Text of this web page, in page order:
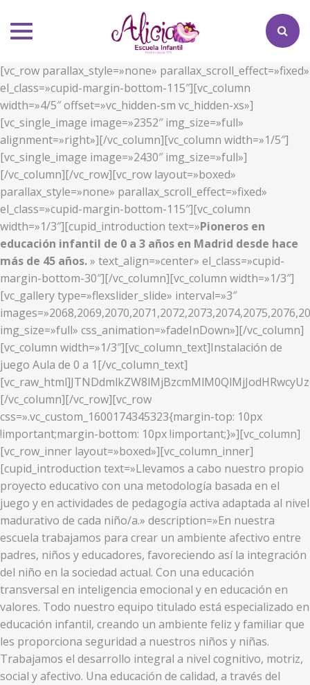
Toggle
[vc_row parallax_style=»none» parallax_scroll_effect=»fixed»
el_class=»cupid-margin-bottom-115″][vc_column
width=»4/5″ offset=»vc_hidden-sm vc_hidden-xs»]
[vc_single_image image=»2352″ img_size=»full»
alignment=»right»][/vc_column][vc_column width=»1/5″]
[vc_single_image image=»2430″ img_size=»full»]
[/vc_column][/vc_row][vc_row layout=»boxed»
parallax_style=»none» parallax_scroll_effect=»fixed»
el_class=»cupid-margin-bottom-115″][vc_column
width=»1/3″][cupid_introduction text=»Pioneros en
educación infantil de 0 a 3 años en Madrid desde hace
más de 45 años.» text_align=»center» el_class=»cupid-
margin-bottom-30″][/vc_column][vc_column width=»1/3″]
[vc_gallery type=»flexslider_slide» interval=»3″
img_size=»full» css_animation=»fadeInDown»][/vc_column]
[vc_column width=»1/3″][vc_column_text]Instalación de
juego Aula de 0 a 1[/vc_column_text]
[/vc_column][/vc_row][vc_row
css=».vc_custom_1600174345323{margin-top: 10px
!important;margin-bottom: 10px !important;}»][vc_column]
[vc_row_inner layout=»boxed»][vc_column_inner]
[cupid_introduction text=»Llevamos a cabo nuestro propio
proyecto educativo con una metodología basada en el
juego y en actividades de pedagogía activa adaptada al nivel
madurativo de cada niño/a.» description=»En nuestra
escuela trabajamos para crear un ambiente afectivo entre
padres, niños y educadores, favoreciendo así la integración
del niño en la sociedad actual. Con una educación
transversal en inteligencia emocional y en educación en
valores. Todo nuestro equipo titulado está especializado en
educación infantil, creando un ambiente feliz y familiar que
les proporciona seguridad a nuestros niños y niñas.
Trabajamos el desarrollo integral a nivel cognitivo, motriz,
social y afectivo. Una educación de calidad, a través del